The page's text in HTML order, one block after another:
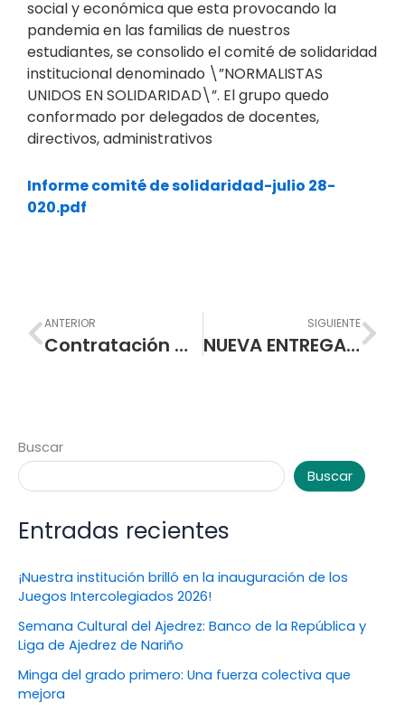
social y económica que esta provocando la
pandemia en las familias de nuestros
estudiantes, se consolido el comité de solidaridad
institucional denominado \”NORMALISTAS
UNIDOS EN SOLIDARIDAD\”. El grupo quedo
conformado por delegados de docentes,
directivos, administrativos
Informe comité de solidaridad-julio 28-
020.pdf
Prev
ANTERIOR
Contratación Mínima Cuantía – Ferretería en general
SIGUIENTE
NUEVA ENTREGA DEL PAQUETE ALIMENTARIO A PADRES Y MADRES DE FAMILIA A PARTIR DEL DÍA LUNES 3 DE AGOSTO
Buscar
Buscar
Entradas recientes
¡Nuestra institución brilló en la inauguración de los
Juegos Intercolegiados 2026!
Semana Cultural del Ajedrez: Banco de la República y
Liga de Ajedrez de Nariño
Minga del grado primero: Una fuerza colectiva que
mejora